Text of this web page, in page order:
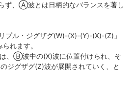
ず、Ⓐ波とは日柄的なバランスを著し
ル・ジグザグ(W)-(X)-(Y)-(X)-(Z)」
れます。
、Ⓑ波中の(X)波に位置付けられ、そ
ジグザグ(Z)波が展開されていく、と